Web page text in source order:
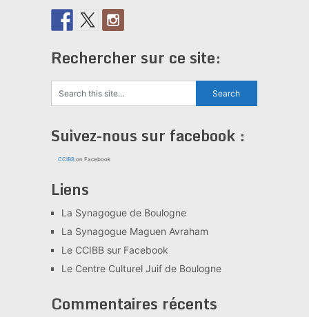
Rechercher sur ce site:
Suivez-nous sur facebook :
CCIBBon Facebook
Liens
La Synagogue de Boulogne
La Synagogue Maguen Avraham
Le CCIBB sur Facebook
Le Centre Culturel Juif de Boulogne
Commentaires récents